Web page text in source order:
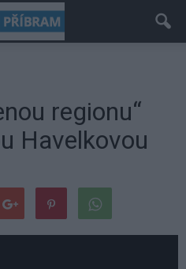
regionu“
Havelkovou